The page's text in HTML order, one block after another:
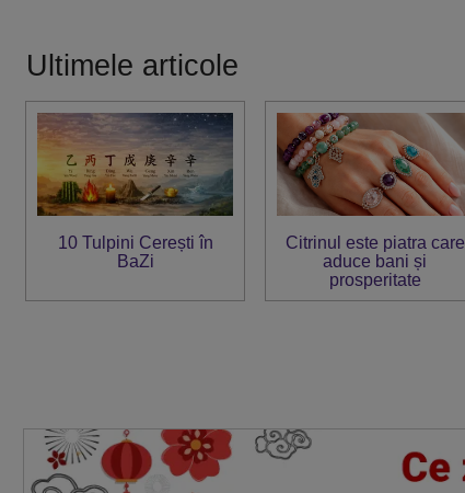
Ultimele articole
10 Tulpini Cerești în
BaZi
Citrinul este piatra care
aduce bani și
prosperitate